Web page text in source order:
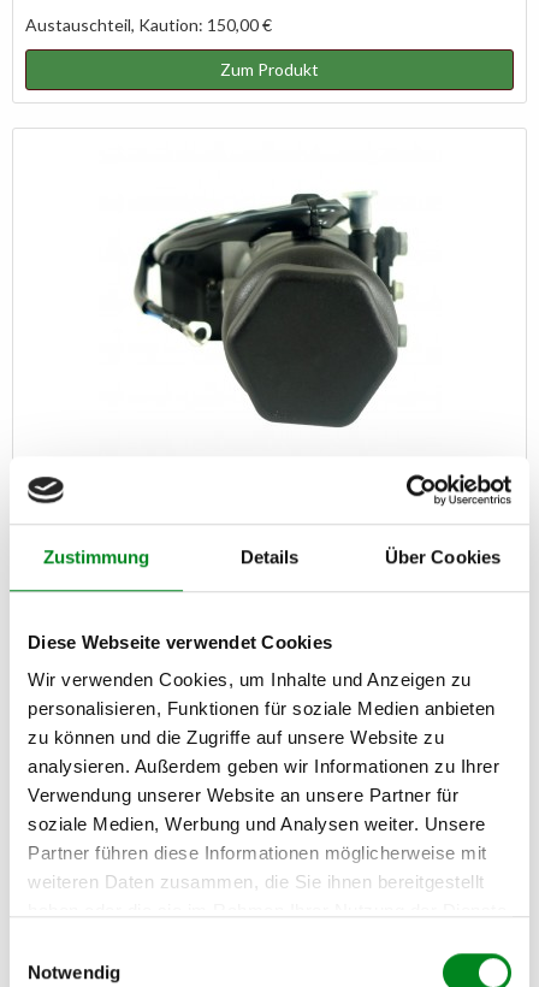
Zustimmung Details Über Cookies
Diese Webseite verwendet Cookies
Wir verwenden Cookies, um Inhalte und Anzeigen zu
personalisieren, Funktionen für soziale Medien anbieten
zu können und die Zugriffe auf unsere Website zu
analysieren. Außerdem geben wir Informationen zu Ihrer
Verwendung unserer Website an unsere Partner für
soziale Medien, Werbung und Analysen weiter. Unsere
Partner führen diese Informationen möglicherweise mit
weiteren Daten zusammen, die Sie ihnen bereitgestellt
Notwendig
Austauschteil, Kaution: 150,00 €
Zum Produkt
Servopumpe MERCEDES-BENZ A-CLASS (W168)
Artikel-Nr.: AT7603
Austauschteil, Kaution: 150,00 €
Zum Produkt